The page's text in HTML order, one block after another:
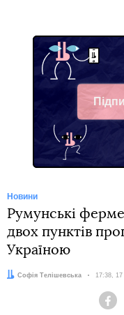
Новини
Румунські
двох пунктів
Україною
Автор:
Софія Телішевська Дата:
17:38, 17